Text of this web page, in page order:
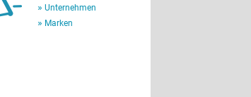
Unternehmen
Marken